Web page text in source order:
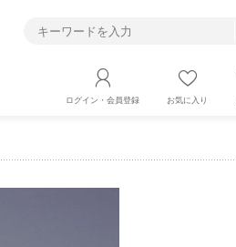
ログイン・会員登録 お気に入り